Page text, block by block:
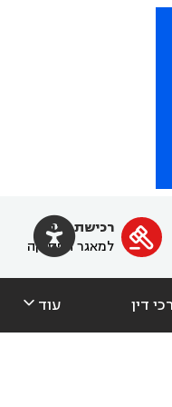
 
רכישת מנוי
למאגר הפסיקה
דין עוד 